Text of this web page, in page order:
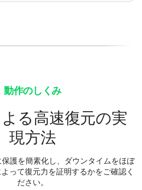
動作のしくみ
る高速復元の実
現方法
護を簡素化し、ダウンタイムをほぼ
って復元力を証明するかをご確認く
ださい。